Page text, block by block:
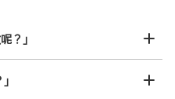
日？」